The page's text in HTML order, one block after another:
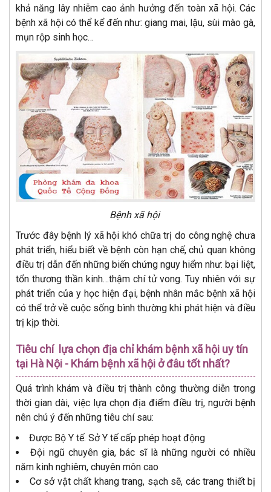
khả năng lây nhiễm cao ảnh hưởng đến toàn xã hội. Các
bệnh xã hội có thể kể đến như: giang mai, lậu, sùi mào gà,
mụn rộp sinh học…
Bệnh xã hội
Trước đây bệnh lý xã hội khó chữa trị do công nghệ chưa
phát triển, hiểu biết về bệnh còn hạn chế, chủ quan không
điều trị dẫn đến những biến chứng nguy hiểm như: bại liệt,
tổn thương thần kinh…thậm chí tử vong. Tuy nhiên với sự
phát triển của y học hiện đại, bệnh nhân mắc bệnh xã hội
có thể trở về cuộc sống bình thường khi phát hiện và điều
trị kịp thời.
Tiêu chí lựa chọn địa chỉ khám bệnh xã hội uy tín
tại Hà Nội - Khám bệnh xã hội ở đâu tốt nhất?
Quá trình khám và điều trị thành công thường diễn trong
thời gian dài, việc lựa chọn địa điểm điều trị, người bệnh
nên chú ý đến những tiêu chí sau:
Được Bộ Y tế. Sở Y tế cấp phép hoạt động
Đội ngũ chuyên gia, bác sĩ là những người có nhiều
năm kinh nghiêm, chuyên môn cao
Cơ sở vật chất khang trang, sạch sẽ, các trang thiết bị